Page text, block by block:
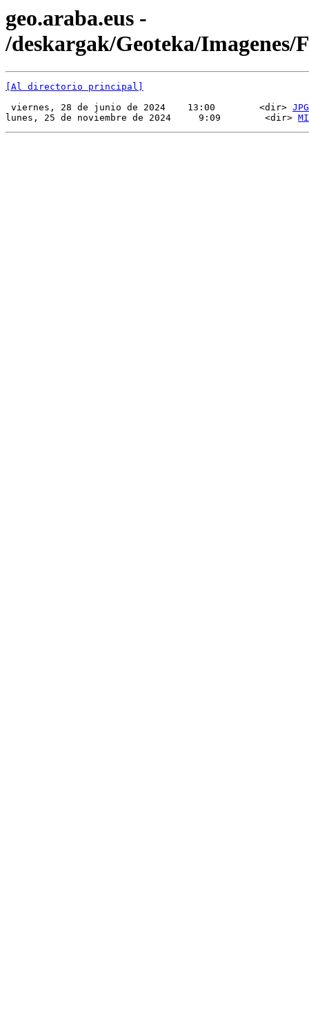
geo.araba.eus -
/deskargak/Geoteka/Imagenes/
[Al directorio principal]
viernes, 28 de junio de 2024    13:00        <dir> JPG
lunes, 25 de noviembre de 2024     9:09        <dir>